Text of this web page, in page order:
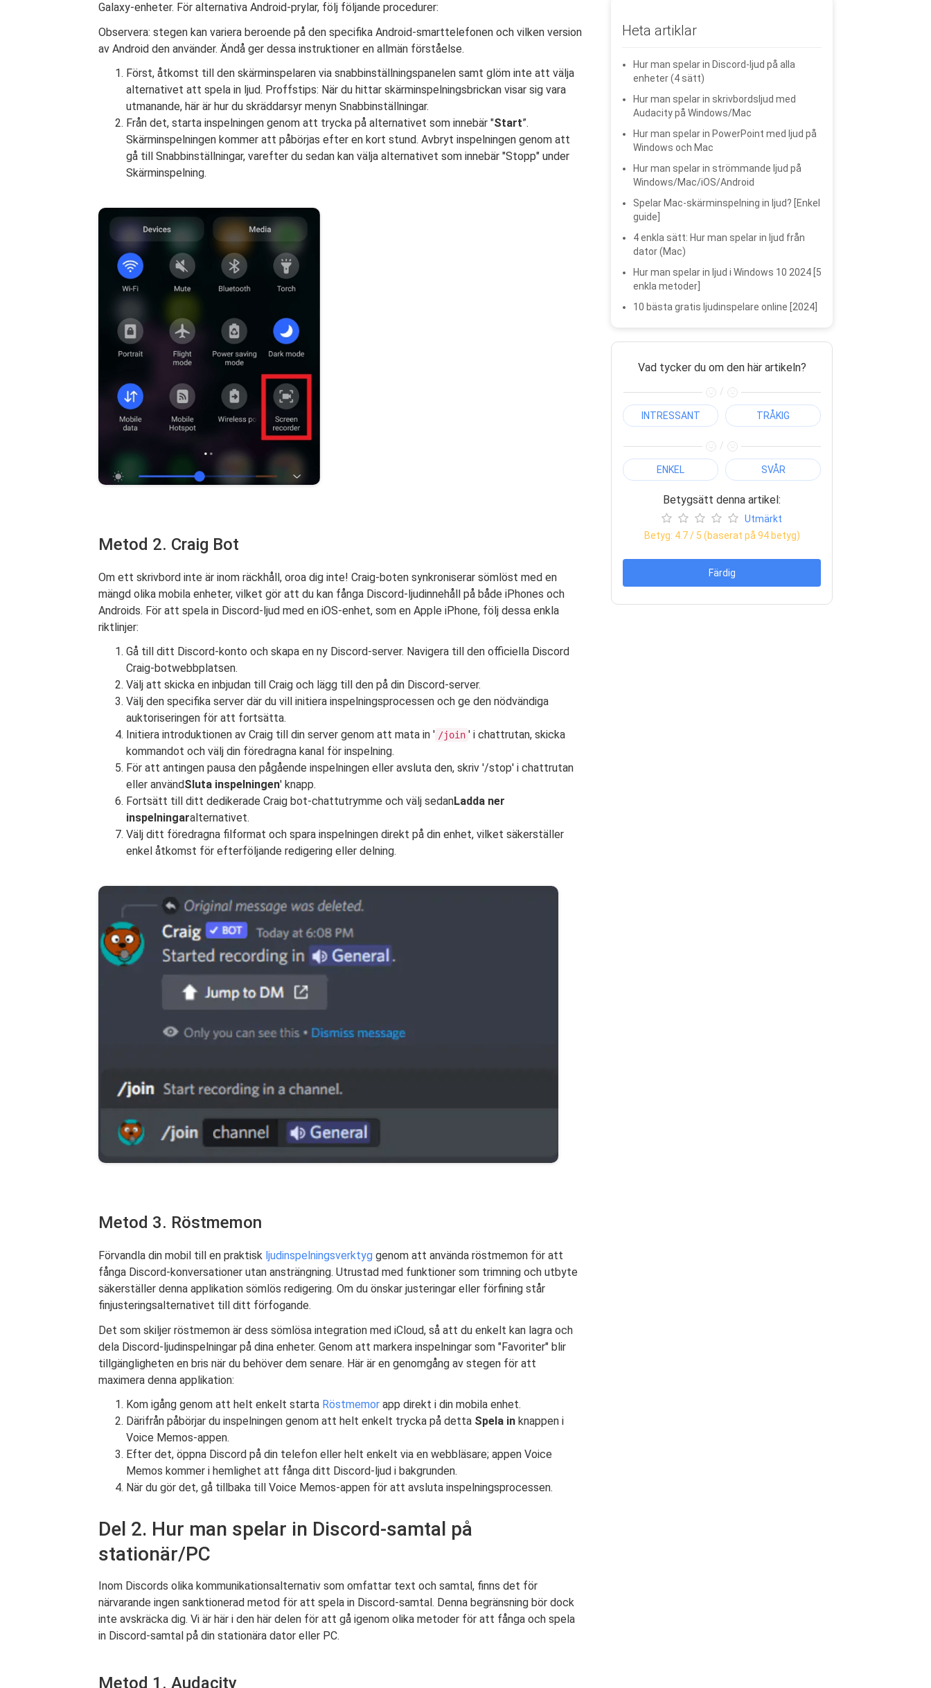
Galaxy-enheter. För alternativa Android-prylar, följ följande procedurer:
Observera: stegen kan variera beroende på den specifika Android-smarttelefonen och vilken version
av Android den använder. Ändå ger dessa instruktioner en allmän förståelse.
Först, åtkomst till den skärminspelaren via snabbinställningspanelen samt glöm inte att välja
alternativet att spela in ljud. Proffstips: När du hittar skärminspelningsbrickan visar sig vara
utmanande, här är hur du skräddarsyr menyn Snabbinställningar.
Från det, starta inspelningen genom att trycka på alternativet som innebär "Start”.
Skärminspelningen kommer att påbörjas efter en kort stund. Avbryt inspelningen genom att
gå till Snabbinställningar, varefter du sedan kan välja alternativet som innebär "Stopp" under
Skärminspelning.
Metod 2. Craig Bot
Om ett skrivbord inte är inom räckhåll, oroa dig inte! Craig-boten synkroniserar sömlöst med en
mängd olika mobila enheter, vilket gör att du kan fånga Discord-ljudinnehåll på både iPhones och
Androids. För att spela in Discord-ljud med en iOS-enhet, som en Apple iPhone, följ dessa enkla
riktlinjer:
Gå till ditt Discord-konto och skapa en ny Discord-server. Navigera till den officiella Discord
Craig-botwebbplatsen.
Välj att skicka en inbjudan till Craig och lägg till den på din Discord-server.
Välj den specifika server där du vill initiera inspelningsprocessen och ge den nödvändiga
auktoriseringen för att fortsätta.
Initiera introduktionen av Craig till din server genom att mata in ' /join ' i chattrutan, skicka
kommandot och välj din föredragna kanal för inspelning.
För att antingen pausa den pågående inspelningen eller avsluta den, skriv '/stop' i chattrutan
eller användSluta inspelningen' knapp.
Fortsätt till ditt dedikerade Craig bot-chattutrymme och välj sedanLadda ner
inspelningaralternativet.
Välj ditt föredragna filformat och spara inspelningen direkt på din enhet, vilket säkerställer
enkel åtkomst för efterföljande redigering eller delning.
Metod 3. Röstmemon
Förvandla din mobil till en praktisk ljudinspelningsverktyg genom att använda röstmemon för att
fånga Discord-konversationer utan ansträngning. Utrustad med funktioner som trimning och utbyte
säkerställer denna applikation sömlös redigering. Om du önskar justeringar eller förfining står
finjusteringsalternativet till ditt förfogande.
Det som skiljer röstmemon är dess sömlösa integration med iCloud, så att du enkelt kan lagra och
dela Discord-ljudinspelningar på dina enheter. Genom att markera inspelningar som "Favoriter" blir
tillgängligheten en bris när du behöver dem senare. Här är en genomgång av stegen för att
maximera denna applikation:
Kom igång genom att helt enkelt starta Röstmemor app direkt i din mobila enhet.
Därifrån påbörjar du inspelningen genom att helt enkelt trycka på detta Spela in knappen i
Voice Memos-appen.
Efter det, öppna Discord på din telefon eller helt enkelt via en webbläsare; appen Voice
Memos kommer i hemlighet att fånga ditt Discord-ljud i bakgrunden.
När du gör det, gå tillbaka till Voice Memos-appen för att avsluta inspelningsprocessen.
Del 2. Hur man spelar in Discord-samtal på
stationär/PC
Inom Discords olika kommunikationsalternativ som omfattar text och samtal, finns det för
närvarande ingen sanktionerad metod för att spela in Discord-samtal. Denna begränsning bör dock
inte avskräcka dig. Vi är här i den här delen för att gå igenom olika metoder för att fånga och spela
in Discord-samtal på din stationära dator eller PC.
Metod 1. Audacity
Heta artiklar
Hur man spelar in Discord-ljud på alla
enheter (4 sätt)
Hur man spelar in skrivbordsljud med
Audacity på Windows/Mac
Hur man spelar in PowerPoint med ljud på
Windows och Mac
Hur man spelar in strömmande ljud på
Windows/Mac/iOS/Android
Spelar Mac-skärminspelning in ljud? [Enkel
guide]
4 enkla sätt: Hur man spelar in ljud från
dator (Mac)
Hur man spelar in ljud i Windows 10 2024 [5
enkla metoder]
10 bästa gratis ljudinspelare online [2024]
Vad tycker du om den här artikeln?
/
INTRESSANT TRÅKIG
/
ENKEL SVÅR
Betygsätt denna artikel:
Utmärkt
Betyg: 4.7/ 5 (baserat på 94betyg)
Färdig